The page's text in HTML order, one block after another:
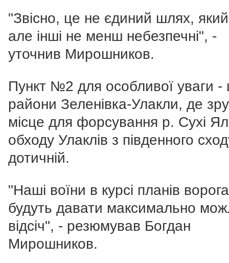
"Звісно, це не єдиний шлях, який
але інші не менш небезпечні", -
уточнив Мирошников.
Пункт №2 для особливої уваги -
райони Зеленівка-Улакли, де
місце для форсування р. Сухі
обходу Улаклів з південного
дотичній.
"Наші воїни в курсі планів
будуть давати максимально
відсіч", - резюмував Богдан
Мирошников.